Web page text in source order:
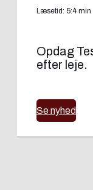
Læsetid: 5:4 min
Opdag
efter leje.
Se nyhed